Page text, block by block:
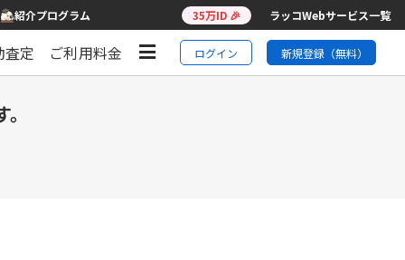
紹介プログラム 35万ID 🎉 ラッコWebサービス一覧
査定 ご利用料金 ログイン 新規登録（無料）